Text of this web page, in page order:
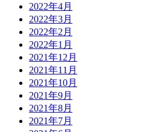
2022年4月
2022年3月
2022年2月
2022年1月
2021年12月
2021年11月
2021年10月
2021年9月
2021年8月
2021年7月